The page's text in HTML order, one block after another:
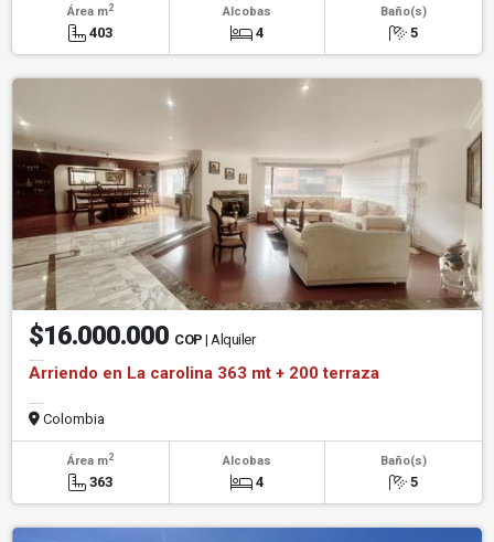
Área m2
403
Alcobas
4
Baño(s)
5
$16.000.000 COP | Alquiler
Arriendo en La carolina 363 mt + 200 terraza
Colombia
Área m2
363
Alcobas
4
Baño(s)
5